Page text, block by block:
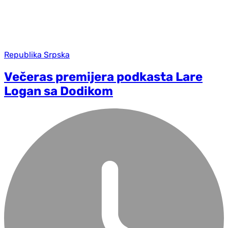
Republika Srpska
Večeras premijera podkasta Lare
Logan sa Dodikom